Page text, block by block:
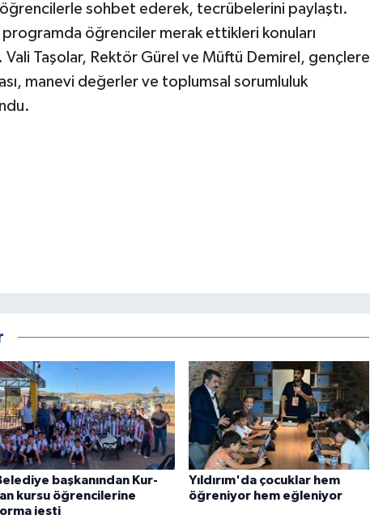
sohbet ederek, tecrübelerini paylaştı.
öğrenciler merak ettikleri konuları
Vali Taşolar, Rektör Gürel ve Müftü Demirel, gençlere
manevi değerler ve toplumsal sorumluluk
başkanından Kur-
kursu öğrencilerine
jesti
Yıldırım'da çocuklar hem
öğreniyor hem eğleniyor